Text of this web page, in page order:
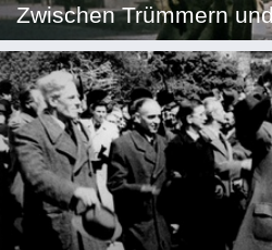
Zwischen Trümmern